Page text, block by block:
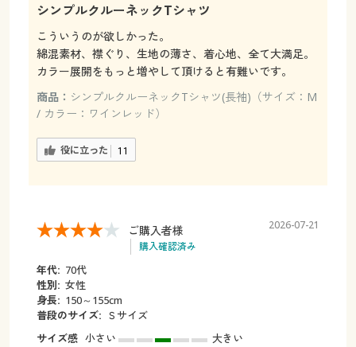
シンプルクルーネックTシャツ
こういうのが欲しかった。
綿混素材、襟ぐり、生地の薄さ、着心地、全て大満足。
カラー展開をもっと増やして頂けると有難いです。
商品： シンプルクルーネックTシャツ(長袖)（サイズ：M
/ カラー：ワインレッド）
役に立った 11
ご購入者様
購入確認済み
2026-07-21
年代: 70代
性別: 女性
身長: 150～155cm
普段のサイズ: Ｓサイズ
サイズ感 小さい
大きい